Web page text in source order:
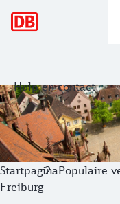
Hulp en contact
Deutsche
Deutsche Bahn zorgt
StartpaginaPopulaire
Freiburg